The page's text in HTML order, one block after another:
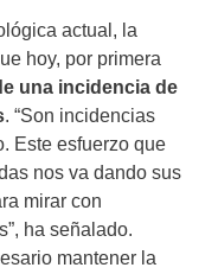
actual, la
hoy, por primera
una incidencia de
. “Son incidencias
Este esfuerzo que
nos va dando sus
mirar con
ha señalado.
mantener la